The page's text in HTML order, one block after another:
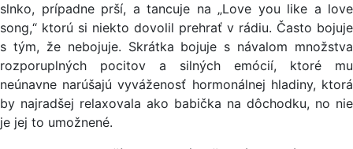
slnko, prípadne prší, a tancuje na „Love you like a love
song,“ ktorú si niekto dovolil prehrať v rádiu. Často bojuje
s tým, že nebojuje. Skrátka bojuje s návalom množstva
rozporuplných pocitov a silných emócií, ktoré mu
neúnavne narúšajú vyváženosť hormonálnej hladiny, ktorá
by najradšej relaxovala ako babička na dôchodku, no nie
je jej to umožnené.